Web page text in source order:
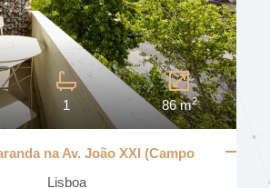
1 86 m2
na Av. João XXI (Campo
Lisboa